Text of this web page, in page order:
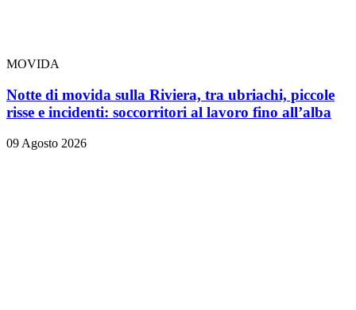
MOVIDA
Notte di movida sulla Riviera, tra ubriachi, piccole
risse e incidenti: soccorritori al lavoro fino all’alba
09 Agosto 2026